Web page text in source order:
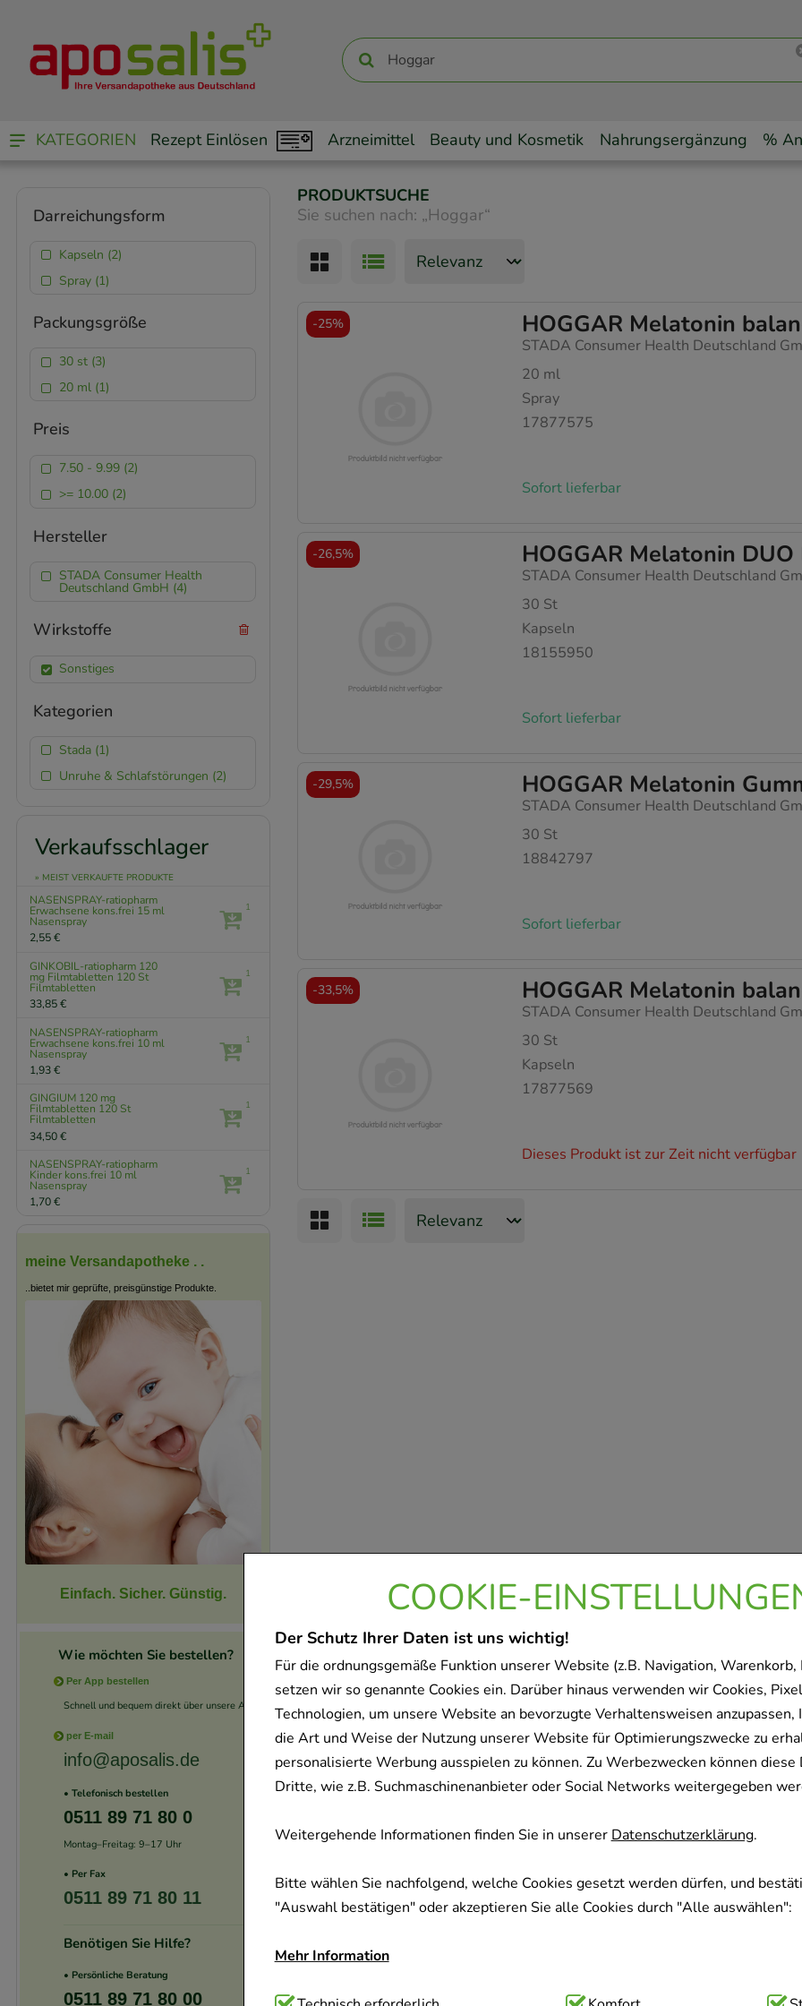
COOKIE-
Der Schutz Ihrer Daten ist uns wichtig!
Für die ordnungsgemäße Funktion unserer Website (z.B. Navigation, Warenkorb,
setzen wir so genannte Cookies ein. Darüber hinaus verwenden wir Cookies,
Technologien, um unsere Website an bevorzugte Verhaltensweisen anzupassen,
die Art und Weise der Nutzung unserer Website für Optimierungszwecke zu
personalisierte Werbung ausspielen zu können. Zu Werbezwecken können diese
Dritte, wie z.B. Suchmaschinenanbieter oder Social Networks weitergegeben
Weitergehende Informationen finden Sie in unsererDatenschutzerklärung.
Bitte wählen Sie nachfolgend, welche Cookies gesetzt werden dürfen, und
"Auswahl bestätigen" oder akzeptieren Sie alle Cookies durch "Alle auswählen":
Mehr Information
KATEGORIEN Rezept Einlösen Arzneimittel Beauty und Kosmetik Nahrungsergänzung %
PRODUKTSUCHE
Sie suchen nach: „Hoggar“
HOGGAR Melatonin
STADA Consumer Health Deutschland
20 ml
Spray
17877575
Sofort lieferbar
-25%
HOGGAR Melatonin
STADA Consumer Health Deutschland
30 St
Kapseln
18155950
Sofort lieferbar
-26,5%
HOGGAR Melatonin
STADA Consumer Health Deutschland
30 St
18842797
Sofort lieferbar
-29,5%
HOGGAR Melatonin
STADA Consumer Health Deutschland
30 St
Kapseln
17877569
Dieses Produkt ist zur Zeit nicht verfügbar
-33,5%
Darreichungsform
Kapseln (2)
Spray (1)
Packungsgröße
30 st (3)
20 ml (1)
Preis
7.50 - 9.99 (2)
>= 10.00 (2)
Hersteller
STADA Consumer Health
Deutschland GmbH (4)
Wirkstoffe
Sonstiges
Kategorien
Stada (1)
Unruhe & Schlafstörungen (2)
Verkaufsschlager
» MEIST VERKAUFTE PRODUKTE
NASENSPRAY-ratiopharm
Erwachsene kons.frei 15 ml
Nasenspray
2,55 €
1
GINKOBIL-ratiopharm 120
mg Filmtabletten 120 St
Filmtabletten
33,85 €
1
NASENSPRAY-ratiopharm
Erwachsene kons.frei 10 ml
Nasenspray
1,93 €
1
GINGIUM 120 mg
Filmtabletten 120 St
Filmtabletten
34,50 €
1
NASENSPRAY-ratiopharm
Kinder kons.frei 10 ml
Nasenspray
1,70 €
1
meine Versandapotheke . .
..bietet mir geprüfte, preisgünstige Produkte.
Einfach. Sicher. Günstig.
Wie möchten Sie bestellen?
Per App bestellen
Schnell und bequem direkt über unsere App.
per E-mail
info@aposalis.de
• Telefonisch bestellen
0511 89 71 80 0
Montag–Freitag: 9–17 Uhr
• Per Fax
0511 89 71 80 11
Benötigen Sie Hilfe?
• Persönliche Beratung
0511 89 71 80 00